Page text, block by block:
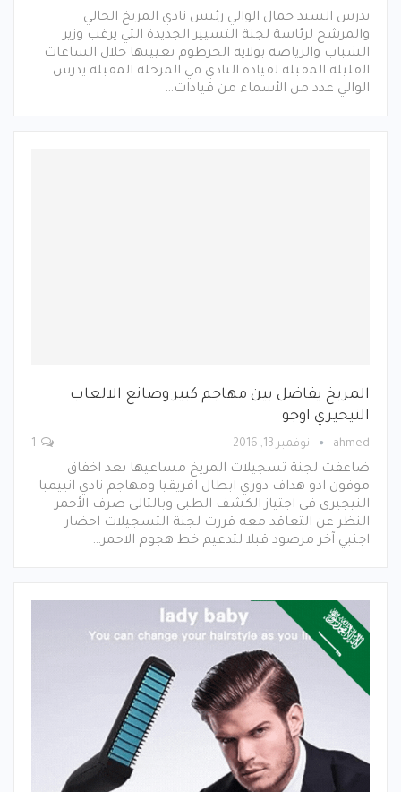
يدرس السيد جمال الوالي رئيس نادي المريخ الحالي
والمرشح لرئاسة لجنة التسيير الجديدة التي يرغب وزير
الشباب والرياضة بولاية الخرطوم تعيينها خلال الساعات
القليلة المقبلة لقيادة النادي في المرحلة المقبلة يدرس
الوالي عدد من الأسماء من قيادات…
المريخ يفاضل بين مهاجم كبير وصانع الالعاب
النيحيري اوجو
ahmed نوفمبر 13, 2016
ضاعفت لجنة تسجيلات المريخ مساعيها بعد اخفاق
موفون ادو هداف دوري ابطال افريقيا ومهاجم نادي انييمبا
النيجيري في اجتياز الكشف الطبي وبالتالي صرف الأحمر
النظر عن التعاقد معه قررت لجنة التسجيلات احضار
اجنبي آخر مرصود قبلا لتدعيم خط هجوم الاحمر…